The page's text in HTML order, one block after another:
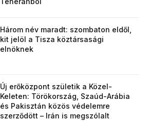
Három név maradt: szombaton eldől,
kit jelöl a Tisza köztársasági
elnöknek
Új erőközpont születik a Közel-
Keleten: Törökország, Szaúd-Arábia
és Pakisztán közös védelemre
szerződött – Irán is megszólalt